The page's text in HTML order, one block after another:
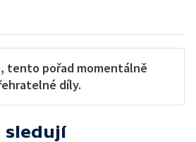
tento pořad momentálně
díly.
sledují